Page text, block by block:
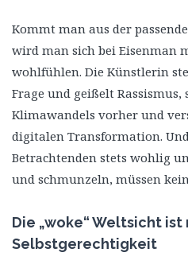
Kommt man aus der
wird man sich bei Eisenman
wohlfühlen. Die Künstlerin
Frage und geißelt Rassismus,
Klimawandels vorher und
digitalen Transformation.
Betrachtenden stets wohlig
und schmunzeln, müssen
Die „woke“ Weltsicht
Selbstgerechtigkeit